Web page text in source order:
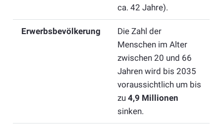
ca. 42 Jahre).
Erwerbsbevölkerung
Die Zahl der
Menschen im Alter
zwischen 20 und 66
Jahren wird bis 2035
voraussichtlich um bis
zu 4,9 Millionen
sinken.